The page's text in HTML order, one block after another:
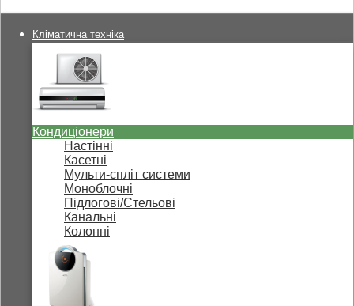
Кліматична техніка
Кондиціонери
Настінні
Касетні
Мульти-спліт системи
Моноблочні
Підлогові/Стельові
Канальні
Колонні